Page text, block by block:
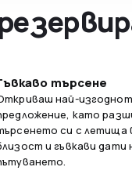
търсене
най-
като
си с летища
и гъвкави дати